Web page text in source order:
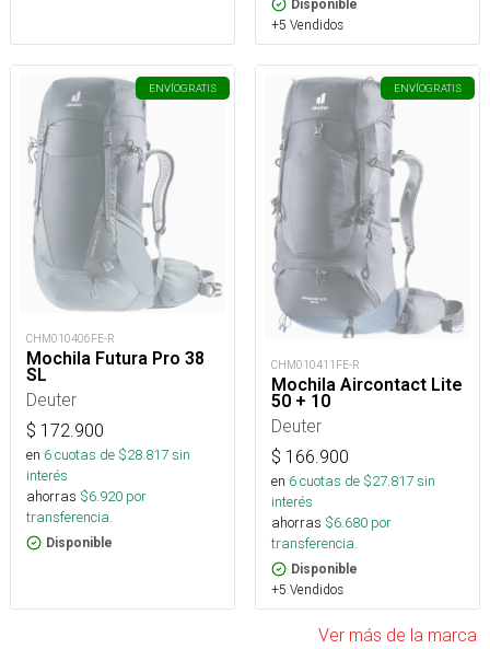
Disponible
+5 Vendidos
ENVÍOGRATIS
CHM010406FE-R
Mochila Futura Pro 38
SL
Deuter
$ 172.900
en 6cuotas de $28.817sin
interés
ahorras $6.920 por
transferencia.
Disponible
ENVÍOGRATIS
CHM010411FE-R
Mochila Aircontact Lite
50 + 10
Deuter
$ 166.900
en 6cuotas de $27.817sin
interés
ahorras $6.680 por
transferencia.
Disponible
+5 Vendidos
Ver más de la marca